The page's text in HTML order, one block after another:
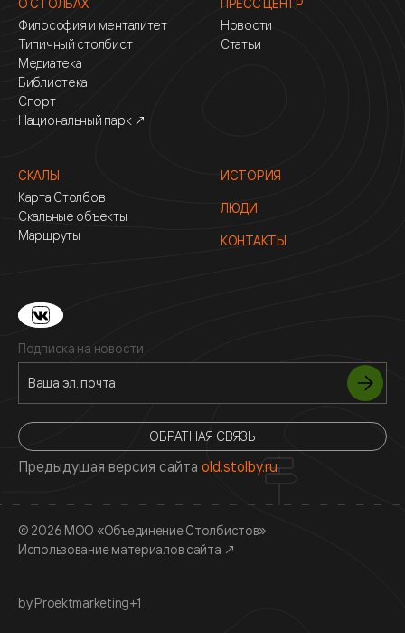
О СТОЛБАХ
Философия и менталитет
Типичный столбист
Медиатека
Библиотека
Спорт
Национальный парк ↗
ПРЕСС ЦЕНТР
Новости
Статьи
СКАЛЫ
Карта Столбов
Скальные объекты
Маршруты
ИСТОРИЯ
ЛЮДИ
КОНТАКТЫ
Подписка на новости
ОБРАТНАЯ СВЯЗЬ
Предыдущая версия сайта old.stolby.ru
© 2026 МОО «Объединение Столбистов»
Использование материалов сайта ↗
by Proektmarketing+1